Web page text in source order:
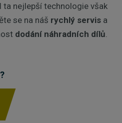
nejlepší technologie však
se na náš rychlý servis a
dodání náhradních dílů